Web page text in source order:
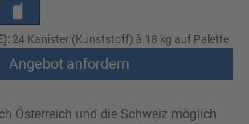
24 Kanister (Kunststoff) à 18 kg auf Palette
Angebot anfordern
Österreich und die Schweiz möglich